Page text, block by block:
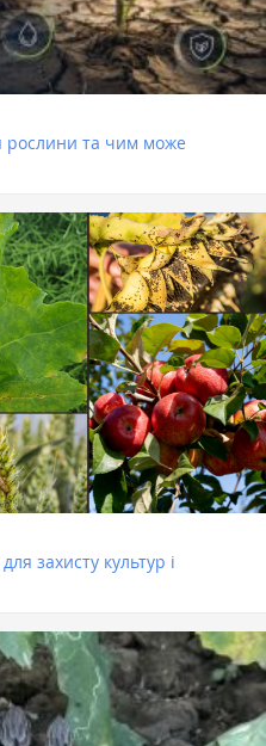
рослини та чим може
захисту культур і